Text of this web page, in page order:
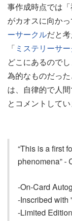
事作成時点では
がカオスに向か
ーサークルだと
「 ミステリーサ
どこにあるので
為的なものだっ
は、自律的で人
とコメントしてい
“This is a first
phenomena” -
-On-Card
-Inscribed with
-Limited Edition